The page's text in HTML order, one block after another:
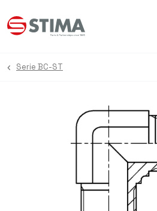
Serie BC-ST